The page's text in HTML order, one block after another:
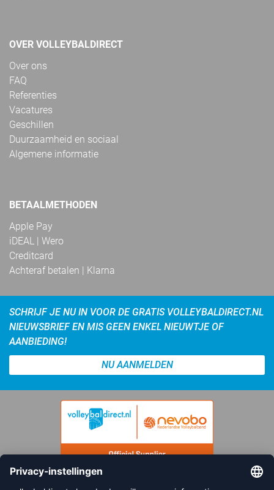
OVER VOLLEYBALDIRECT
Over ons
FAQ
Referenties
Vacatures
Geschillen
Duurzaamheid en sociaal
Algemene informatie
BETAALMETHODEN
Apple Pay
iDEAL | Wero
Creditcard
Achteraf betalen | Klarna
SCHRIJF JE NU IN VOOR DE GRATIS VOLLEYBALDIRECT.NL
NIEUWSBRIEF EN MIS GEEN ENKEL NIEUWTJE OF
AANBIEDING!
NU AANMELDEN